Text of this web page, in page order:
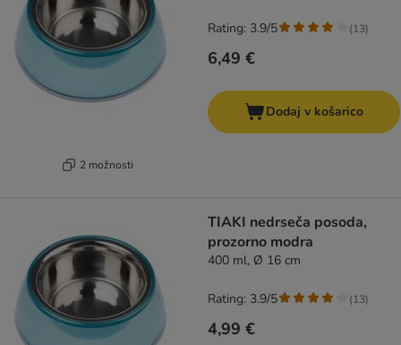
2 možnosti
6,49 €
Rating: 3.9/5 (13)
Dodaj v košarico
TIAKI nedrseča posoda,
prozorno modra
400 ml, Ø 16 cm
4,99 €
Rating: 3.9/5 (13)